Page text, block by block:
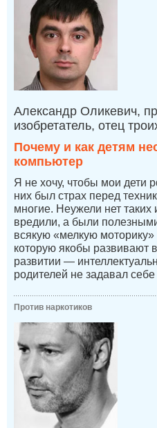
Александр Оликевич,
изобретатель, отец
Почему и как детям
компьютер
Я не хочу, чтобы мои дети
них был страх перед
многие. Неужели нет таких
вредили, а были
всякую «мелкую моторику»
которую якобы развивают
развитии —
родителей не задавал
Против наркотиков